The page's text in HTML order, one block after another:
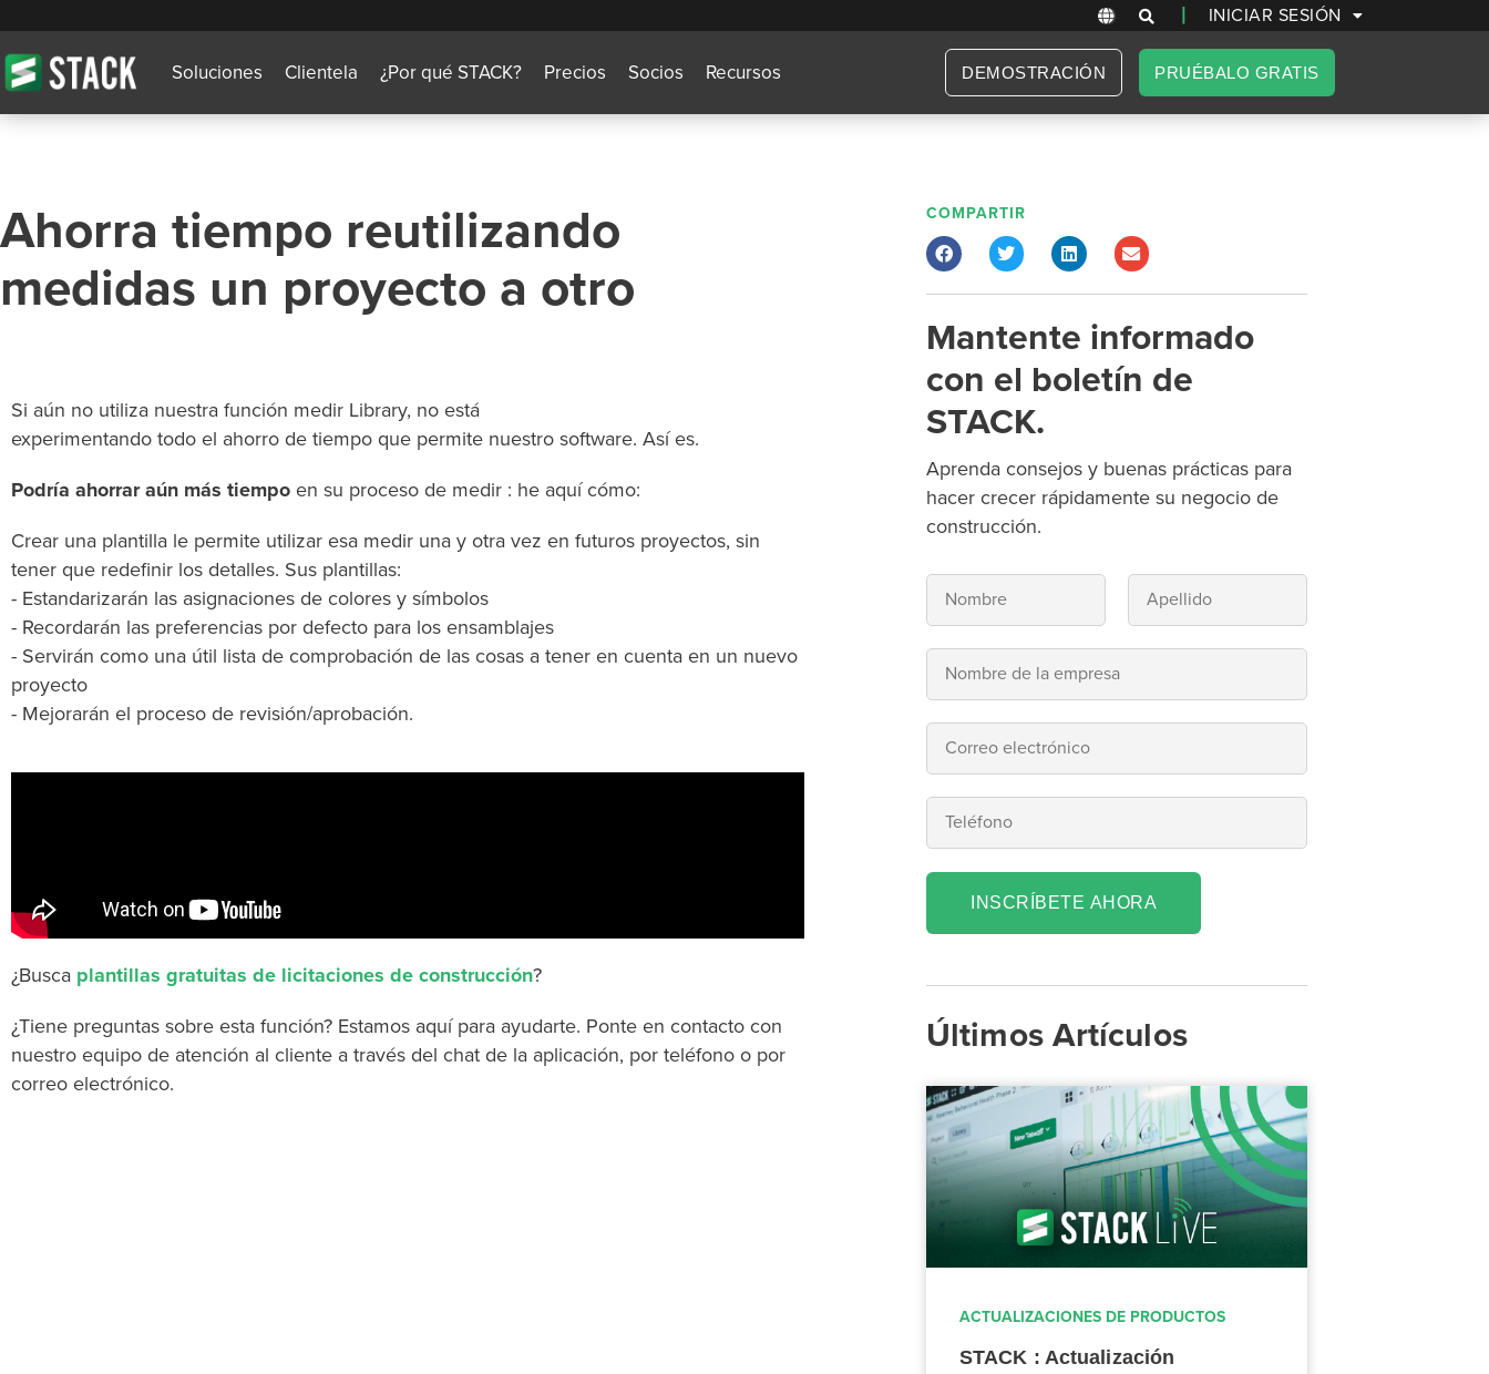
| INICIAR SESIÓN
Soluciones Clientela ¿Por qué STACK? Precios Socios Recursos DEMOSTRACIÓN PRUÉBALO GRATIS
Ahorra tiempo reutilizando
medidas un proyecto a otro
Si aún no utiliza nuestra función medir Library, no está
experimentando todo el ahorro de tiempo que permite nuestro software. Así es.
Podría ahorrar aún más tiempo en su proceso de medir : he aquí cómo:
Crear una plantilla le permite utilizar esa medir una y otra vez en futuros proyectos, sin
tener que redefinir los detalles. Sus plantillas:
- Estandarizarán las asignaciones de colores y símbolos
- Recordarán las preferencias por defecto para los ensamblajes
- Servirán como una útil lista de comprobación de las cosas a tener en cuenta en un nuevo
proyecto
- Mejorarán el proceso de revisión/aprobación.
¿Busca plantillas gratuitas de licitaciones de construcción?
¿Tiene preguntas sobre esta función? Estamos aquí para ayudarte. Ponte en contacto con
nuestro equipo de atención al cliente a través del chat de la aplicación, por teléfono o por
correo electrónico.
COMPARTIR
Mantente informado
con el boletín de
STACK.
Aprenda consejos y buenas prácticas para
hacer crecer rápidamente su negocio de
construcción.
INSCRÍBETE AHORA
Últimos Artículos
ACTUALIZACIONES DE PRODUCTOS
STACK : Actualización